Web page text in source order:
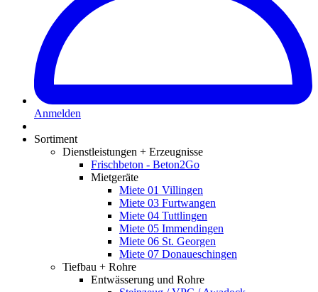
Anmelden
Sortiment
Dienstleistungen + Erzeugnisse
Frischbeton - Beton2Go
Mietgeräte
Miete 01 Villingen
Miete 03 Furtwangen
Miete 04 Tuttlingen
Miete 05 Immendingen
Miete 06 St. Georgen
Miete 07 Donaueschingen
Tiefbau + Rohre
Entwässerung und Rohre